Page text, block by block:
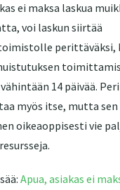
ei maksa laskua
voi laskun siirtää
perittäväksi,
14 päivää.
myös itse, mutta sen
oikeaoppisesti vie
Apua, asiakas ei